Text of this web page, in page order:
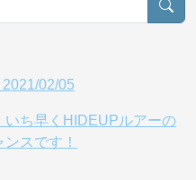
いち早くHIDEUPルアーの
スです！